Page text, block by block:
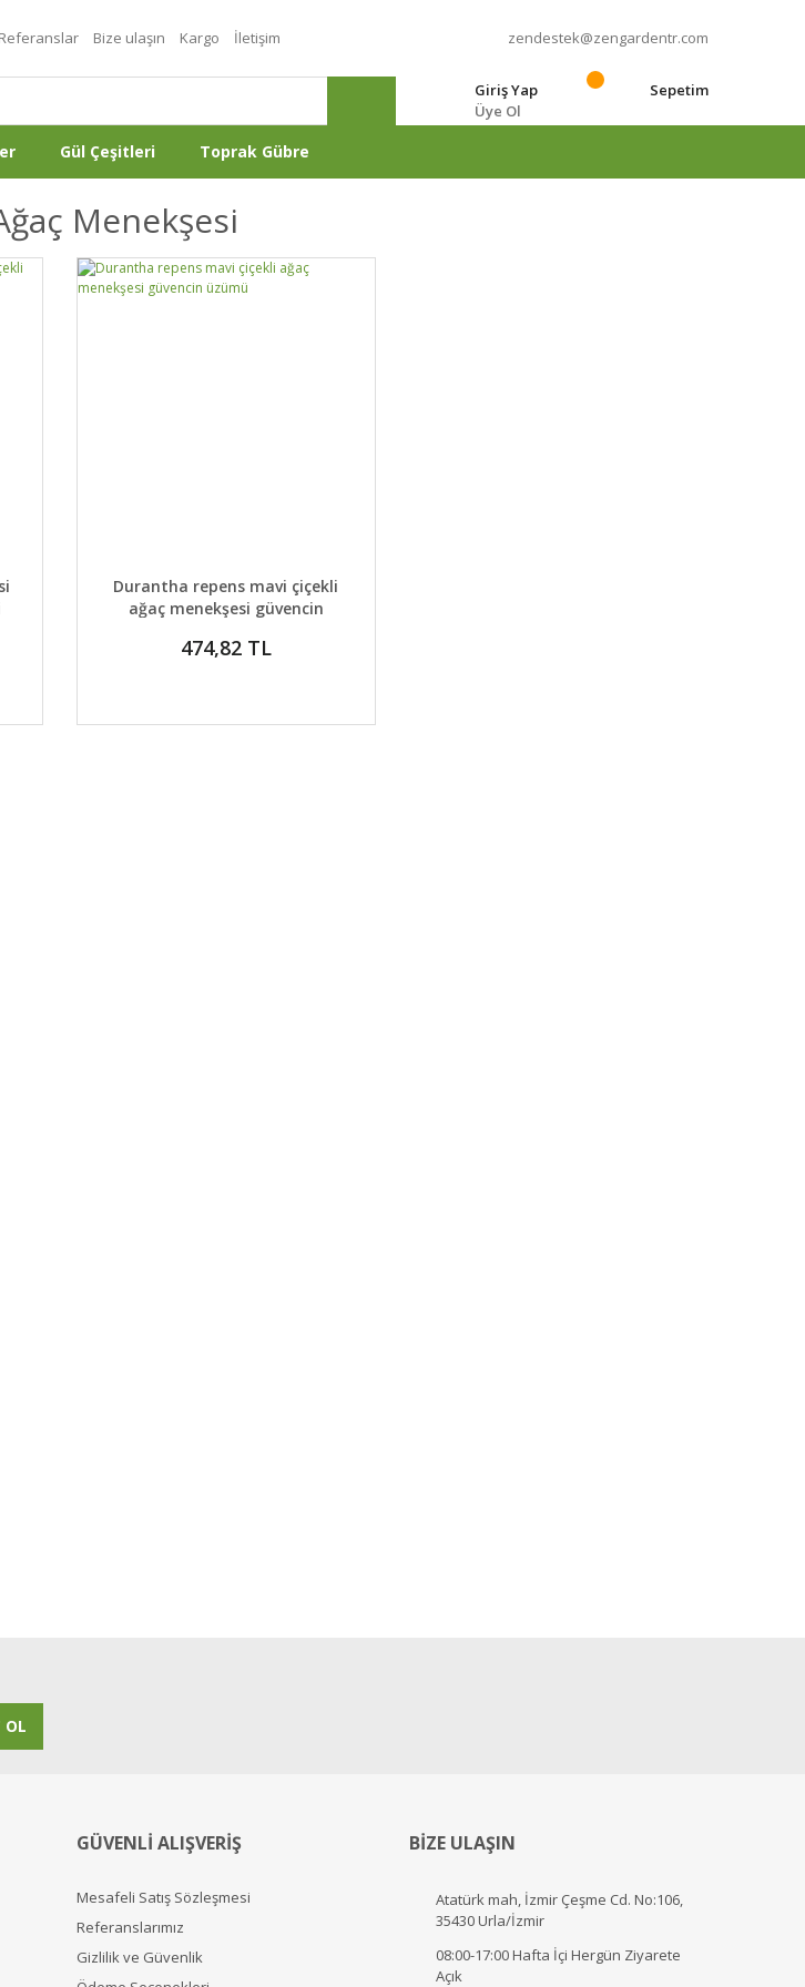
Referanslar Bize ulaşın Kargo İletişim zendestek@zengardentr.com
Giriş Yap
Üye Ol
Sepetim
Gül Çeşitleri Toprak Gübre
Menekşesi
DETAYLAR GELİNCE HABER VER
Durantha repens mavi çiçekli
ağaç menekşesi güvencin
474,82 TL
OL
GÜVENLİ ALIŞVERİŞ
Mesafeli Satış Sözleşmesi
Referanslarımız
Gizlilik ve Güvenlik
BİZE ULAŞIN
Atatürk mah, İzmir Çeşme Cd. No:106,
35430 Urla/İzmir
08:00-17:00 Hafta İçi Hergün Ziyarete
Açık